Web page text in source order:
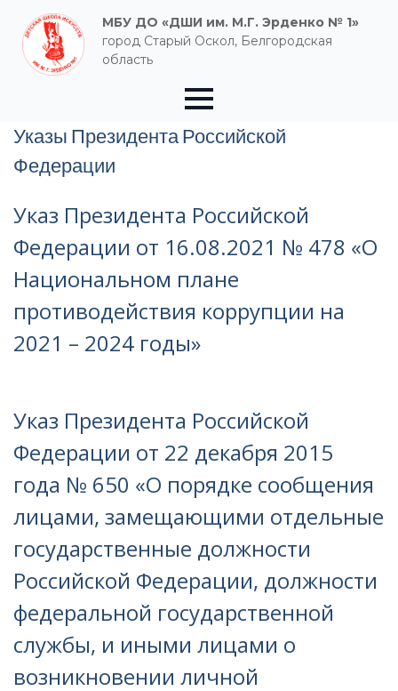
МБУ ДО «ДШИ им. М.Г. Эрденко № 1»
город Старый Оскол, Белгородская
область
Указы Президента Российской
Федерации
Указ Президента Российской
Федерации от 16.08.2021 № 478 «О
Национальном плане
противодействия коррупции на
2021 – 2024 годы»
Указ Президента Российской
Федерации от 22 декабря 2015
года № 650 «О порядке сообщения
лицами, замещающими отдельные
государственные должности
Российской Федерации, должности
федеральной государственной
службы, и иными лицами о
возникновении личной